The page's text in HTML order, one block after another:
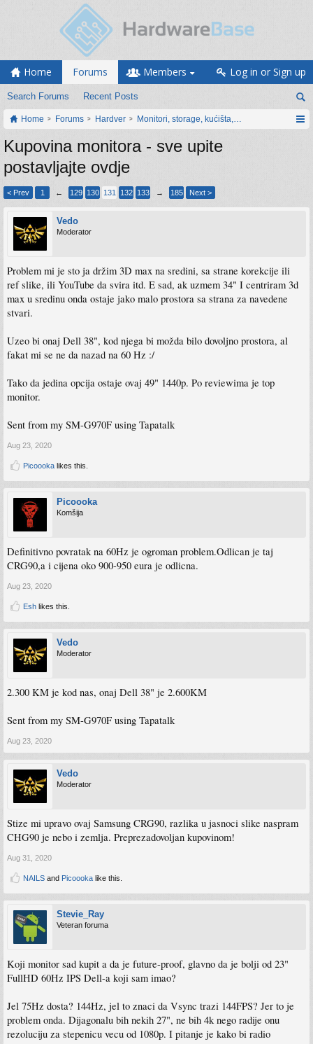
Home Forums
Search Forums Recent Posts
Members Log in or Sign up
Home Forums Hardver Monitori, storage, kućišta, periferija
Kupovina monitora - sve upite
postavljajte ovdje
< Prev 1 ← 129 130 131 132 133 → 185 Next >
Vedo
Moderator
Problem mi je sto ja držim 3D max na sredini, sa strane korekcije ili
ref slike, ili YouTube da svira itd. E sad, ak uzmem 34" I centriram 3d
max u sredinu onda ostaje jako malo prostora sa strana za navedene
stvari.
Uzeo bi onaj Dell 38", kod njega bi možda bilo dovoljno prostora, al
fakat mi se ne da nazad na 60 Hz :/
Tako da jedina opcija ostaje ovaj 49" 1440p. Po reviewima je top
monitor.
Sent from my SM-G970F using Tapatalk
Aug 23, 2020
Picoooka likes this.
Picoooka
Komšija
Definitivno povratak na 60Hz je ogroman problem.Odlican je taj
CRG90,a i cijena oko 900-950 eura je odlicna.
Aug 23, 2020
Esh likes this.
Vedo
Moderator
2.300 KM je kod nas, onaj Dell 38" je 2.600KM
Sent from my SM-G970F using Tapatalk
Aug 23, 2020
Vedo
Moderator
Stize mi upravo ovaj Samsung CRG90, razlika u jasnoci slike naspram
CHG90 je nebo i zemlja. Preprezadovoljan kupovinom!
Aug 31, 2020
NAILS and Picoooka like this.
Stevie_Ray
Veteran foruma
Koji monitor sad kupit a da je future-proof, glavno da je bolji od 23"
FullHD 60Hz IPS Dell-a koji sam imao?
Jel 75Hz dosta? 144Hz, jel to znaci da Vsync trazi 144FPS? Jer to je
problem onda. Dijagonalu bih nekih 27", ne bih 4k nego radije onu
rezoluciju za stepenicu vecu od 1080p. I pitanje je kako bi radio